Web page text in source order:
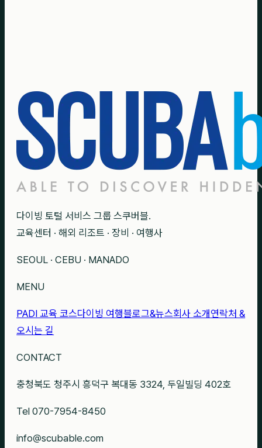
다이빙 토털 서비스 그룹 스쿠버블.
교육센터 · 해외 리조트 · 장비 · 여행사
SEOUL · CEBU · MANADO
MENU
PADI 교육 코스다이빙 여행블로그&뉴스회사 소개 연락처 &
오시는 길
CONTACT
충청북도 청주시 흥덕구 복대동 3324, 두일빌딩 402호
Tel 070-7954-8450
info@scubable.com